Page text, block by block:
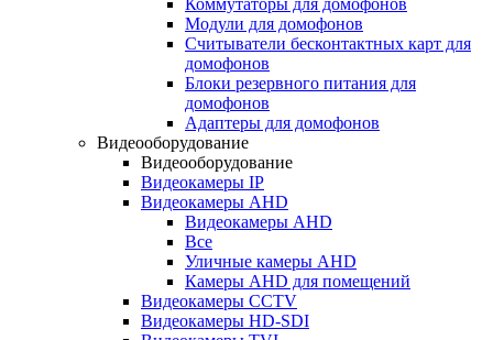
Коммутаторы для домофонов
Модули для домофонов
Считыватели бесконтактных карт для
домофонов
Блоки резервного питания для
домофонов
Адаптеры для домофонов
Видеооборудование
Видеооборудование
Видеокамеры IP
Видеокамеры AHD
Видеокамеры AHD
Все
Уличные камеры AHD
Камеры AHD для помещений
Видеокамеры CCTV
Видеокамеры HD-SDI